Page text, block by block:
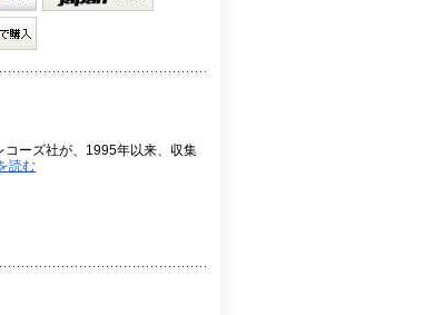
コーズ社が、1995年以来、収集
読む